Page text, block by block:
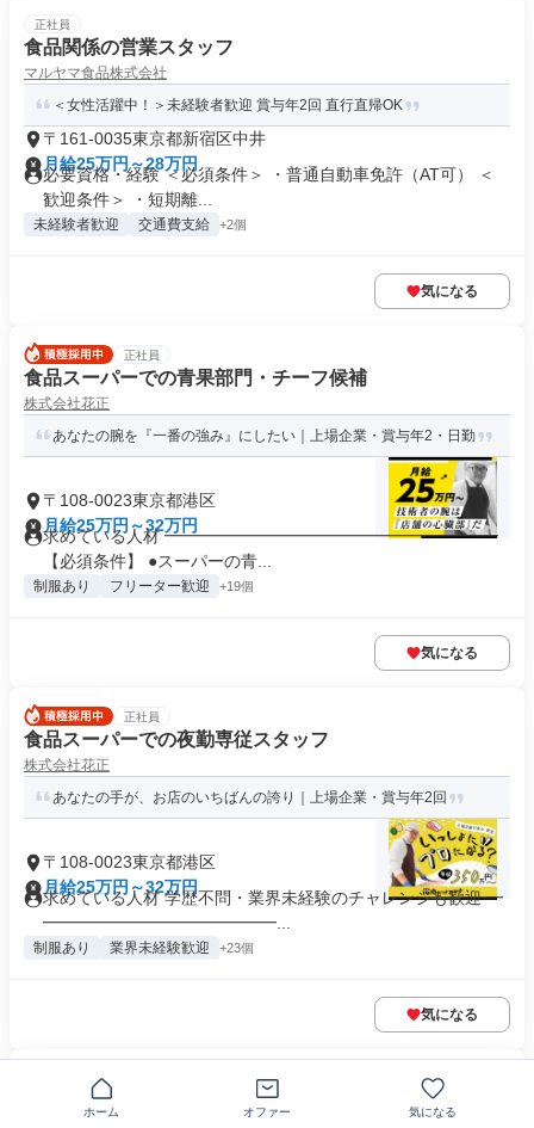
正社員
食品関係の営業スタッフ
マルヤマ食品株式会社
＜女性活躍中！＞未経験者歓迎 賞与年2回 直行直帰OK
〒161-0035東京都新宿区中井
月給25万円～28万円
必要資格・経験 ＜必須条件＞ ・普通自動車免許（AT可） ＜
歓迎条件＞ ・短期離...
未経験者歓迎 交通費支給 +2個
気になる
正社員
食品スーパーでの青果部門・チーフ候補
株式会社花正
あなたの腕を『一番の強み』にしたい｜上場企業・賞与年2・日勤
〒108-0023東京都港区
月給25万円～32万円
求めている人材 ━━━━━━━━━━━━━━━━━━━━
【必須条件】 ●スーパーの青...
制服あり フリーター歓迎 +19個
気になる
正社員
食品スーパーでの夜勤専従スタッフ
株式会社花正
あなたの手が、お店のいちばんの誇り｜上場企業・賞与年2回
〒108-0023東京都港区
月給25万円～32万円
求めている人材 学歴不問・業界未経験のチャレンジも歓迎 ━
━━━━━━━━━━━━━━...
制服あり 業界未経験歓迎 +23個
気になる
アウトドア・スポーツ用品の販売スタッフ / エリア正社
ホーム オファー 気になる